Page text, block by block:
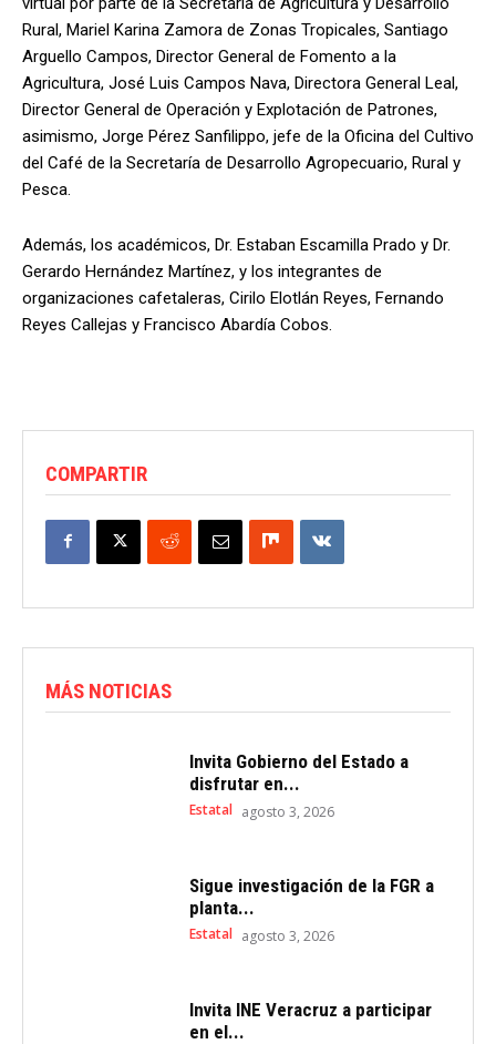
Rural, Mariel Karina Zamora de Zonas Tropicales, Santiago
Arguello Campos, Director General de Fomento a la
Agricultura, José Luis Campos Nava, Directora General Leal,
Director General de Operación y Explotación de Patrones,
asimismo, Jorge Pérez Sanfilippo, jefe de la Oficina del Cultivo
del Café de la Secretaría de Desarrollo Agropecuario, Rural y
Pesca.
Además, los académicos, Dr. Estaban Escamilla Prado y Dr.
Gerardo Hernández Martínez, y los integrantes de
organizaciones cafetaleras, Cirilo Elotlán Reyes, Fernando
Reyes Callejas y Francisco Abardía Cobos.
COMPARTIR
MÁS NOTICIAS
Invita Gobierno del Estado a
disfrutar en...
Estatal agosto 3, 2026
Sigue investigación de la FGR a
planta...
Estatal agosto 3, 2026
Invita INE Veracruz a participar
en el...